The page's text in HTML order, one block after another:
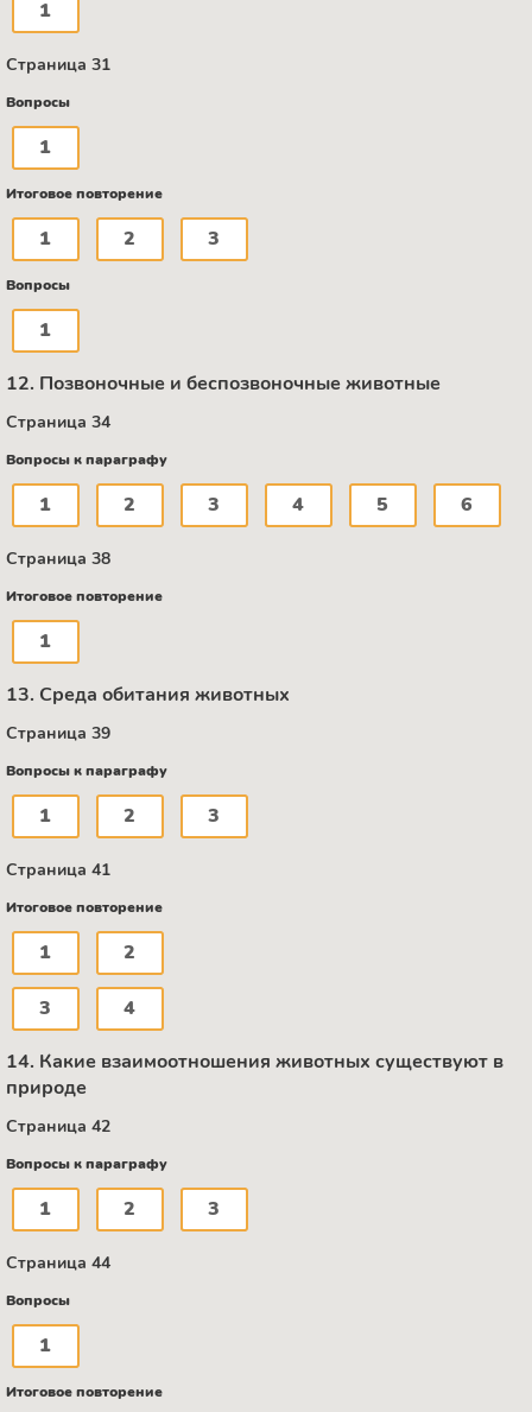
1
Страница 31
Вопросы
1
Итоговое повторение
1 2 3
Вопросы
1
12. Позвоночные и беспозвоночные животные
Страница 34
Вопросы к параграфу
1 2 3 4 5 6
Страница 38
Итоговое повторение
1
13. Среда обитания животных
Страница 39
Вопросы к параграфу
1 2 3
Страница 41
Итоговое повторение
1 2
3 4
14. Какие взаимоотношения животных существуют в
природе
Страница 42
Вопросы к параграфу
1 2 3
Страница 44
Вопросы
1
Итоговое повторение